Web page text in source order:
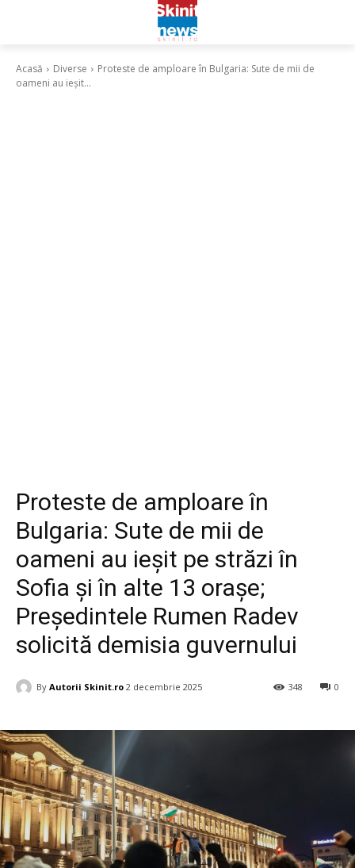
Acasă Diverse
Proteste de amploare în Bulgaria: Sute de mii de
oameni au ieșit...
Proteste de amploare în
Bulgaria: Sute de mii de
oameni au ieșit pe străzi în
Sofia și în alte 13 orașe;
Președintele Rumen Radev
solicită demisia guvernului
By Autorii Skinit.ro 2 decembrie 2025 0
348